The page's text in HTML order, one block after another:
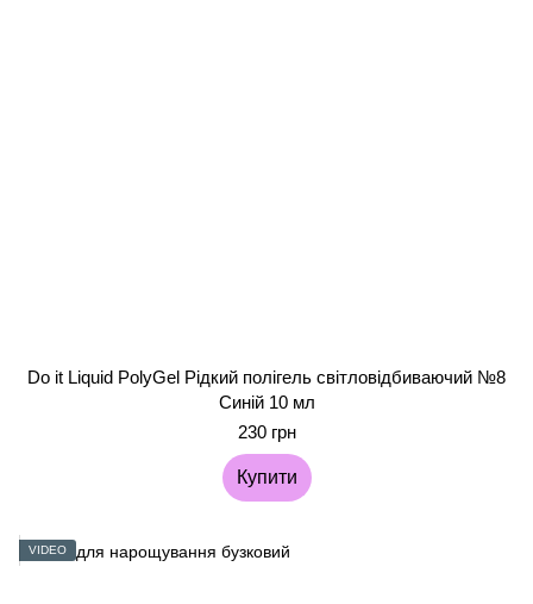
Do it Liquid PolyGel Рідкий полігель світловідбиваючий №8
Синій 10 мл
230 грн
Купити
VIDEO